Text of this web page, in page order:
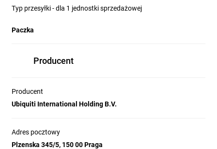
Typ przesyłki - dla 1 jednostki sprzedażowej
Paczka
Producent
Producent
Ubiquiti International Holding B.V.
Adres pocztowy
Plzenska 345/5, 150 00 Praga